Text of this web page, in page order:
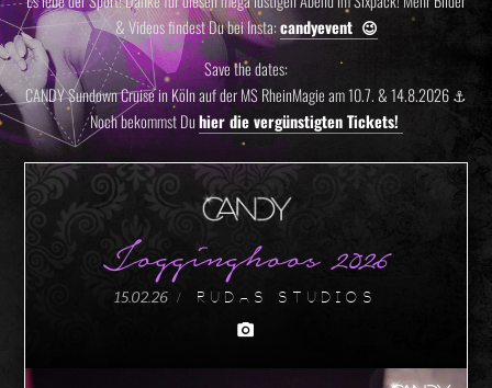
& Videos findest Du bei Insta:candyevent 😉
Save the dates:
CANDY Sundown Cruise in Köln auf der MS RheinMagie am 10.7. & 14.8.2026 ⚓️
Noch bekommst Duhier die vergünstigten Tickets!
Jogginghoos 2026
15.02.26 / Rudas Studios